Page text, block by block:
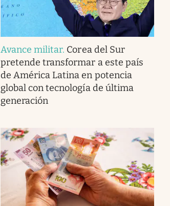
Avance militar. Corea del Sur
pretende transformar a este país
de América Latina en potencia
global con tecnología de última
generación